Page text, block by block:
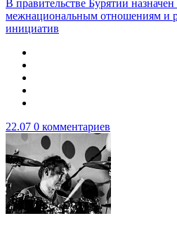
В правительстве Бурятии
межнациональным отношениям и
инициатив
22.07 0 комментариев